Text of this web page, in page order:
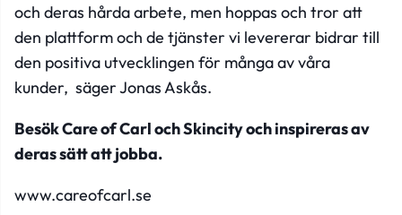
och deras hårda arbete, men hoppas och tror att
den plattform och de tjänster vi levererar bidrar till
den positiva utvecklingen för många av våra
kunder, säger Jonas Askås.
Besök Care of Carl och Skincity och inspireras av
deras sätt att jobba.
www.careofcarl.se